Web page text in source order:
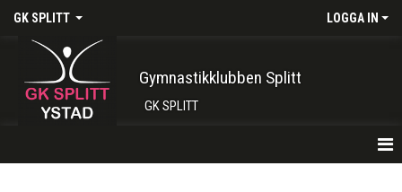
GK SPLITT LOGGA IN
Gymnastikklubben Splitt
GK SPLITT